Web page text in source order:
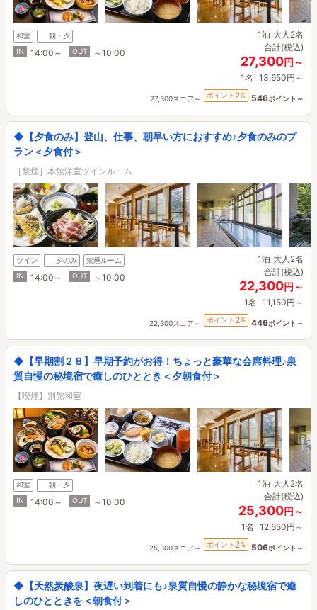
和室
朝・夕
IN
14:00～ OUT ～10:00
1泊 大人2名
合計(税込)
27,300円～
1名 13,650円～
27,300スコア～ ポイント 2% 546ポイント～
◆【夕食のみ】登山、仕事、朝早い方におすすめ♪夕食のみのプ
ラン＜夕食付＞
［禁煙］本館洋室ツインルーム
ツイン 夕のみ
禁煙ルーム
IN
14:00～ OUT ～10:00
1泊 大人2名
合計(税込)
22,300円～
1名 11,150円～
22,300スコア～ ポイント 2% 446ポイント～
◆【早期割２８】早期予約がお得！ちょっと豪華な会席料理♪泉
質自慢の秘境宿で癒しのひととき＜夕朝食付＞
【喫煙】別館和室
和室
朝・夕
IN
14:00～ OUT ～10:00
1泊 大人2名
合計(税込)
25,300円～
1名 12,650円～
25,300スコア～ ポイント 2% 506ポイント～
◆【天然炭酸泉】夜遅い到着にも♪泉質自慢の静かな秘境宿で癒
しのひとときを＜朝食付＞